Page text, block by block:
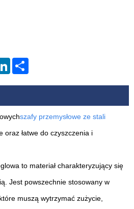
LinkedIn
szafy przemysłowe ze stali
oraz łatwe do czyszczenia i
to materiał charakteryzujący się
Jest powszechnie stosowany w
muszą wytrzymać zużycie,